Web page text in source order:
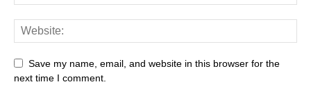
Save my name, email, and website in this browser for the
next time I comment.